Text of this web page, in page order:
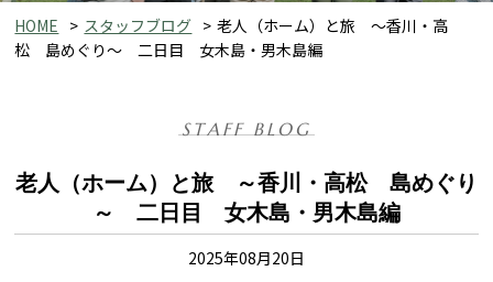
HOME スタッフブログ
老人（ホーム）と旅 ～香川・高
松 島めぐり～ 二日目 女木島・男木島編
STAFF BLOG
老人（ホーム）と旅 ～香川・高松 島めぐり
～ 二日目 女木島・男木島編
2025年08月20日